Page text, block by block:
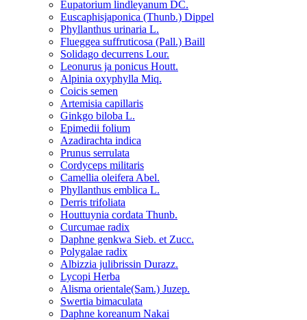
Eupatorium lindleyanum DC.
Euscaphisjaponica (Thunb.) Dippel
Phyllanthus urinaria L.
Flueggea suffruticosa (Pall.) Baill
Solidago decurrens Lour.
Leonurus ja ponicus Houtt.
Alpinia oxyphylla Miq.
Coicis semen
Artemisia capillaris
Ginkgo biloba L.
Epimedii folium
Azadirachta indica
Prunus serrulata
Cordyceps militaris
Camellia oleifera Abel.
Phyllanthus emblica L.
Derris trifoliata
Houttuynia cordata Thunb.
Curcumae radix
Daphne genkwa Sieb. et Zucc.
Polygalae radix
Albizzia julibrissin Durazz.
Lycopi Herba
Alisma orientale(Sam.) Juzep.
Swertia bimaculata
Daphne koreanum Nakai